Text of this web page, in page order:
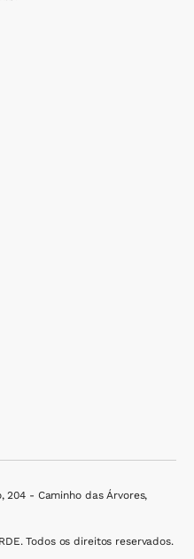
204 - Caminho das Árvores,
Todos os direitos reservados.